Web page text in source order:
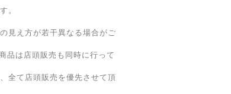
。
見え方が若干異なる場合がご
品は店頭販売も同時に行って
全て店頭販売を優先させて頂